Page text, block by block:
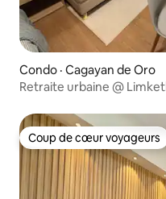
Condo · Cagayan de Oro
Retraite urbaine @
Coup de cœur voyageurs
Coup de cœur voyageurs